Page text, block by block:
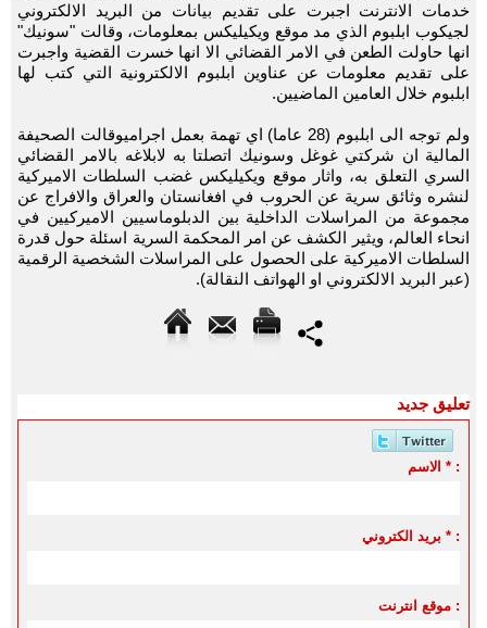
خدمات الانترنت اجبرت على تقديم بيانات من البريد الالكتروني
لجيكوب ابلبوم الذي مد موقع ويكيليكس بمعلومات، وقالت "سونيك"
انها حاولت الطعن في الامر القضائي الا انها خسرت القضية واجبرت
على تقديم معلومات عن عناوين ابلبوم الالكترونية التي كتب لها
ابلبوم خلال العامين الماضيين.
ولم توجه الى ابلبوم (28 عاما) اي تهمة بعمل اجراميوقالت الصحيفة
المالية ان شركتي غوغل وسونيك اتصلتا به لابلاغه بالامر القضائي
السري التعلق به، واثار موقع ويكيليكس غضب السلطات الاميركية
لنشره وثائق سرية عن الحروب في افغانستان والعراق والافراج عن
مجموعة من المراسلات الداخلية بين الدبلوماسيين الاميركيين في
انحاء العالم، ويثير الكشف عن امر المحكمة السرية اسئلة حول قدرة
السلطات الاميركية على الحصول على المراسلات الشخصية الرقمية
(عبر البريد الالكتروني او الهواتف النقالة).
تعليق جديد
الاسم * :
بريد الكتروني * :
موقع انترنت :